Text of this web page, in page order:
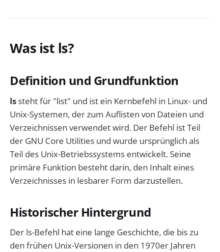
Was ist ls?
Definition und Grundfunktion
lssteht für "list" und ist ein Kernbefehl in Linux- und
Unix-Systemen, der zum Auflisten von Dateien und
Verzeichnissen verwendet wird. Der Befehl ist Teil
der GNU Core Utilities und wurde ursprünglich als
Teil des Unix-Betriebssystems entwickelt. Seine
primäre Funktion besteht darin, den Inhalt eines
Verzeichnisses in lesbarer Form darzustellen.
Historischer Hintergrund
Der ls-Befehl hat eine lange Geschichte, die bis zu
den frühen Unix-Versionen in den 1970er Jahren